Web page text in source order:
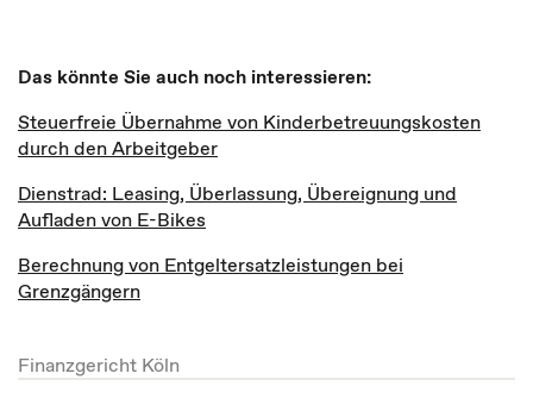
Das könnte Sie auch noch interessieren:
Steuerfreie Übernahme von Kinderbetreuungskosten
durch den Arbeitgeber
Dienstrad: Leasing, Überlassung, Übereignung und
Aufladen von E-Bikes
Berechnung von Entgeltersatzleistungen bei
Grenzgängern
Finanzgericht Köln